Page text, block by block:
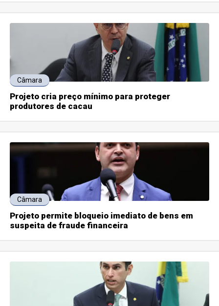
Câmara
Projeto cria preço mínimo para proteger
produtores de cacau
Câmara
Projeto permite bloqueio imediato de bens em
suspeita de fraude financeira